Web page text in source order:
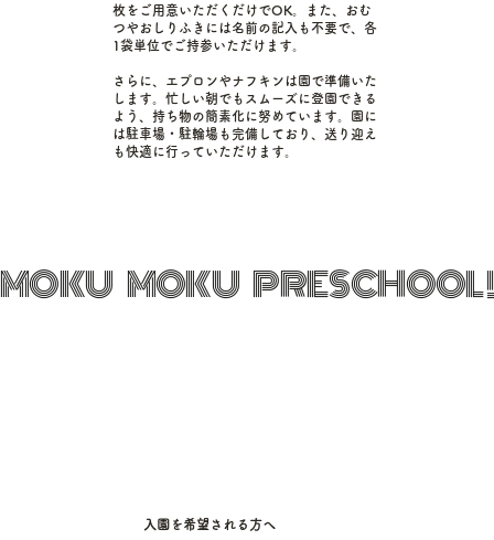
枚をご用意いただくだけでOK。また、おむ
つやおしりふきには名前の記入も不要で、各
1袋単位でご持参いただけます。
さらに、エプロンやナフキンは園で準備いた
します。忙しい朝でもスムーズに登園できる
よう、持ち物の簡素化に努めています。園に
は駐車場・駐輪場も完備しており、送り迎え
も快適に行っていただけます。
MOKU     MOKU     PRESCHOOL
入園を希望される方へ